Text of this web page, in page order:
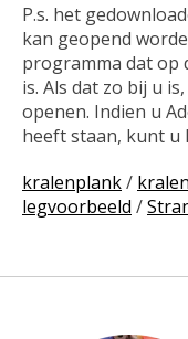
P.s. het
kan geopend
programma dat op
is. Als dat zo bij u
openen. Indien u
heeft staan, kunt u
kralenplank/
legvoorbeeld /